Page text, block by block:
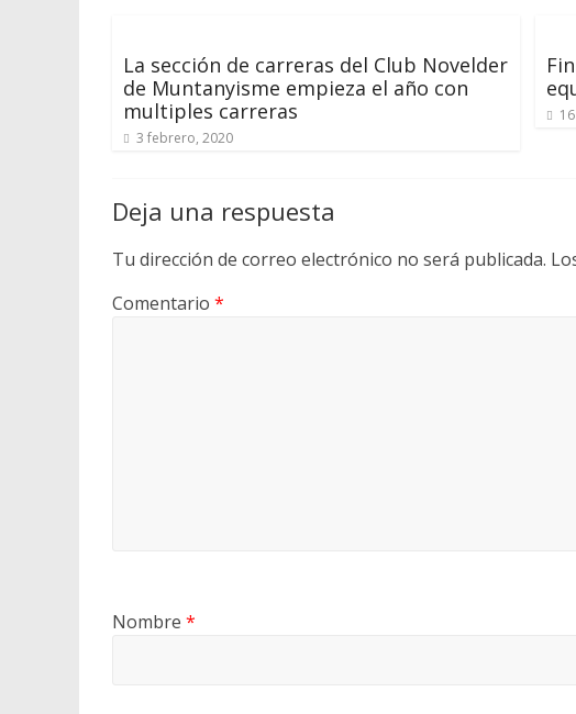
La sección de carreras del Club Novelder
de Muntanyisme empieza el año con
multiples carreras
3 febrero, 2020
Deja una respuesta
Tu dirección de correo electrónico no será publicada.
Comentario *
Nombre *